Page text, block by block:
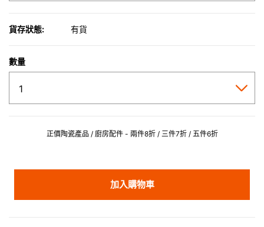
貨存狀態: 有貨
數量
正價陶瓷產品 / 廚房配件 - 兩件8折 / 三件7折 / 五件6折
加入購物車